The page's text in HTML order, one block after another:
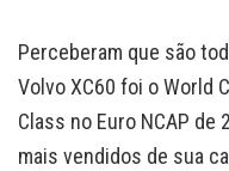
Perceberam que são
Volvo XC60 foi o World
Class no Euro NCAP de
mais vendidos de sua